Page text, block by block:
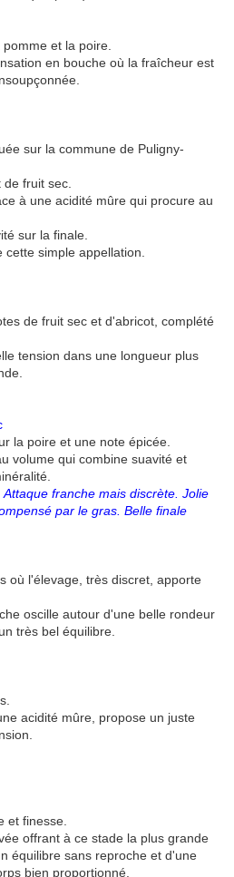
et la poire.
en bouche où la fraîcheur est
sur la commune de Puligny-
fruit sec.
à une acidité mûre qui procure au
sur la finale.
simple appellation.
de fruit sec et d'abricot, complété
tension dans une longueur plus
la poire et une note épicée.
volume qui combine suavité et
franche mais discrète. Jolie
par le gras. Belle finale
où l'élevage, très discret, apporte
oscille autour d'une belle rondeur
très bel équilibre.
acidité mûre, propose un juste
et finesse.
offrant à ce stade la plus grande
équilibre sans reproche et d'une
bien proportionné.